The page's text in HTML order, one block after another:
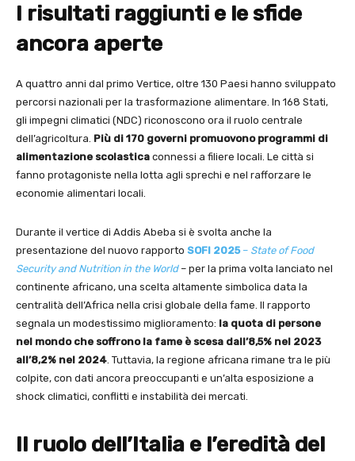
I risultati raggiunti e le sfide
ancora aperte
A quattro anni dal primo Vertice, oltre 130 Paesi hanno sviluppato
percorsi nazionali per la trasformazione alimentare. In 168 Stati,
gli impegni climatici (NDC) riconoscono ora il ruolo centrale
dell’agricoltura. Più di 170 governi promuovono programmi di
alimentazione scolastica connessi a filiere locali. Le città si
fanno protagoniste nella lotta agli sprechi e nel rafforzare le
economie alimentari locali.
Durante il vertice di Addis Abeba si è svolta anche la
presentazione del nuovo rapporto SOFI 2025 – State of Food
Security and Nutrition in the World– per la prima volta lanciato nel
continente africano, una scelta altamente simbolica data la
centralità dell’Africa nella crisi globale della fame. Il rapporto
segnala un modestissimo miglioramento: la quota di persone
nel mondo che soffrono la fame è scesa dall’8,5% nel 2023
all’8,2% nel 2024. Tuttavia, la regione africana rimane tra le più
colpite, con dati ancora preoccupanti e un’alta esposizione a
shock climatici, conflitti e instabilità dei mercati.
Il ruolo dell’Italia e l’eredità del